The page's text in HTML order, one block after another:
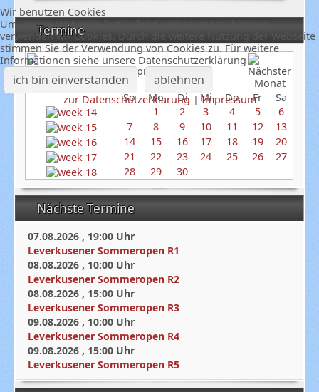
Termine
April 2024
So
Mo Di Mi Do Fr
Sa
1
2 3 4 5
6
7
8 9 10 11 12
13
14
15 16 17 18 19
20
21
22 23 24 25 26
27
28
29 30
Nächste Termine
07.08.2026 , 19:00 Uhr
Leverkusener Sommeropen R1
08.08.2026 , 10:00 Uhr
Leverkusener Sommeropen R2
08.08.2026 , 15:00 Uhr
Leverkusener Sommeropen R3
09.08.2026 , 10:00 Uhr
Leverkusener Sommeropen R4
09.08.2026 , 15:00 Uhr
Leverkusener Sommeropen R5
Wir benutzen Cookies
Um unsere Webseite fortlaufend verbessern zu können,
verwenden wir Cookies. Durch die weitere Nutzung der Webseite
stimmen Sie der Verwendung von Cookies zu. Für weitere
Informationen siehe unsere Datenschutzerklärung
ich bin einverstanden ablehnen
zur Datenschutzerklärung |Impressum